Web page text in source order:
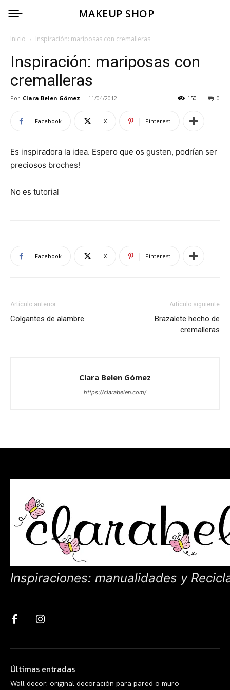
MAKEUP SHOP
Inicio Inspiración: mariposas con cremalleras
Inspiración: mariposas con
cremalleras
Por Clara Belen Gómez - 11/04/2012 0
150
Facebook X Pinterest
Es inspiradora la idea. Espero que os gusten, podrían ser
preciosos broches!
No es tutorial
Facebook X Pinterest
Artículo anterior
Colgantes de alambre
Artículo siguiente
Brazalete hecho de
cremalleras
Clara Belen Gómez
https://clarabelen.com/
Inspiraciones: manualidades y
Últimas entradas
Wall decor: original decoración para pared o muro